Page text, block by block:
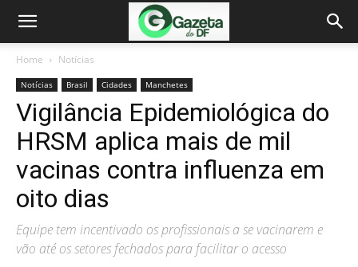
Home Notícias
Notícias Brasil Cidades Manchetes
Vigilância Epidemiológica do
HRSM aplica mais de mil
vacinas contra influenza em
oito dias
Equipe tem incentivado os profissionais a se vacinarem e
vão até os setores fechados para facilitar o acesso